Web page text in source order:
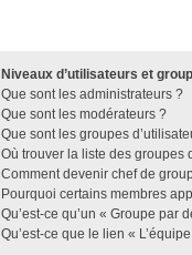
Niveaux d’utilisateurs et
Que sont les administrateurs ?
Que sont les modérateurs ?
Que sont les groupes
Où trouver la liste des groupes
Comment devenir chef de
Pourquoi certains membres
Qu’est-ce qu’un « Groupe par
Qu’est-ce que le lien «